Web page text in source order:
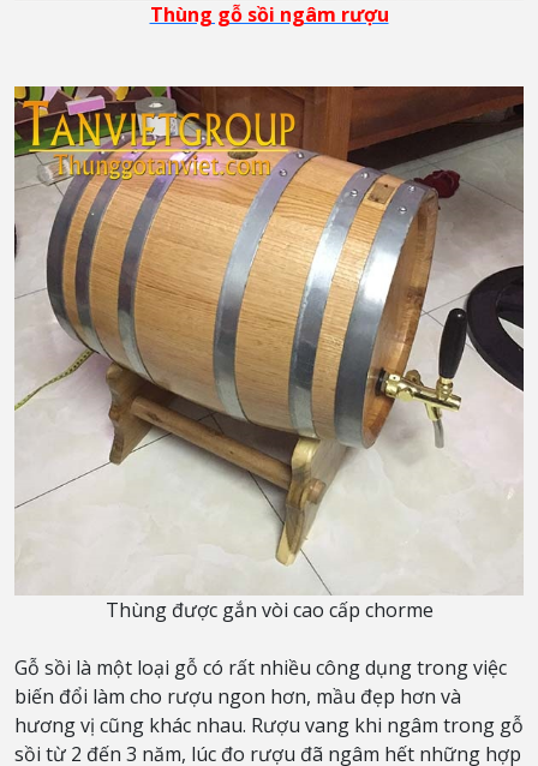
Thùng gỗ sồi ngâm rượu
Thùng được gắn vòi cao cấp chorme
Gỗ sồi là một loại gỗ có rất nhiều công dụng trong việc
biến đổi làm cho rượu ngon hơn, mầu đẹp hơn và
hương vị cũng khác nhau. Rượu vang khi ngâm trong gỗ
sồi từ 2 đến 3 năm, lúc đo rượu đã ngâm hết những hợp